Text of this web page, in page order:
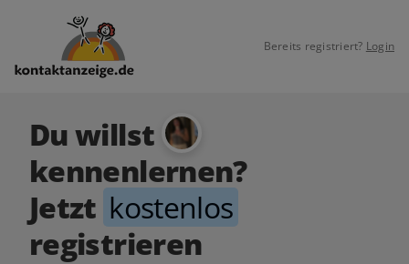
Bereits registriert? Login
Du willst
kennenlernen?
Jetzt kostenlos
registrieren